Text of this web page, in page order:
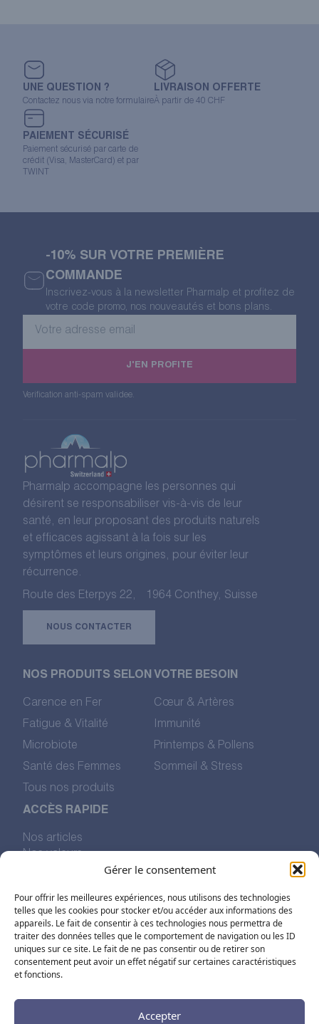
Gérer le consentement
Pour offrir les meilleures expériences, nous utilisons des technologies
telles que les cookies pour stocker et/ou accéder aux informations des
appareils. Le fait de consentir à ces technologies nous permettra de
traiter des données telles que le comportement de navigation ou les ID
uniques sur ce site. Le fait de ne pas consentir ou de retirer son
consentement peut avoir un effet négatif sur certaines caractéristiques
et fonctions.
Accepter
UNE QUESTION ?
Contactez nous via notre formulaire
LIVRAISON OFFERTE
À partir de 40 CHF
PAIEMENT SÉCURISÉ
Paiement sécurisé par carte de
crédit (Visa, MasterCard) et par
TWINT
-10% SUR VOTRE PREMIÈRE
COMMANDE
Inscrivez-vous à la newsletter Pharmalp et profitez de
votre code promo, nos nouveautés et bons plans.
Votre
J'EN PROFITE
Verification anti-spam validee.
Pharmalp accompagne les personnes qui
désirent se responsabiliser vis-à-vis de leur
santé, en leur proposant des produits naturels
et efficaces agissant à la fois sur les
symptômes et leurs origines, pour éviter leur
récurrence.
Route des Eterpys 22, 1964 Conthey, Suisse
NOUS CONTACTER
NOS PRODUITS SELON VOTRE BESOIN
Carence en Fer
Cœur & Artères
Fatigue & Vitalité
Immunité
Microbiote
Printemps & Pollens
Santé des Femmes
Sommeil & Stress
Tous nos produits
ACCÈS RAPIDE
Nos articles
Nos valeurs
L’histoire de Pharmalp
SUIVEZ-NOUS SUR LES RÉSEAUX